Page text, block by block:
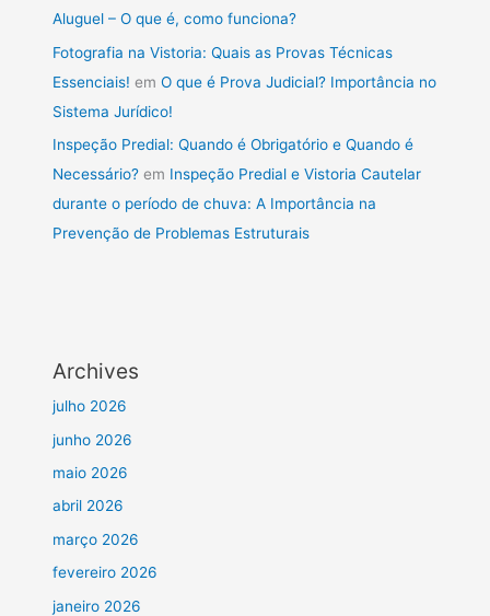
Aluguel – O que é, como funciona?
Fotografia na Vistoria: Quais as Provas Técnicas
Essenciais! emO que é Prova Judicial? Importância no
Sistema Jurídico!
Inspeção Predial: Quando é Obrigatório e Quando é
Necessário? em Inspeção Predial e Vistoria Cautelar
durante o período de chuva: A Importância na
Prevenção de Problemas Estruturais
Archives
julho 2026
junho 2026
maio 2026
abril 2026
março 2026
fevereiro 2026
janeiro 2026